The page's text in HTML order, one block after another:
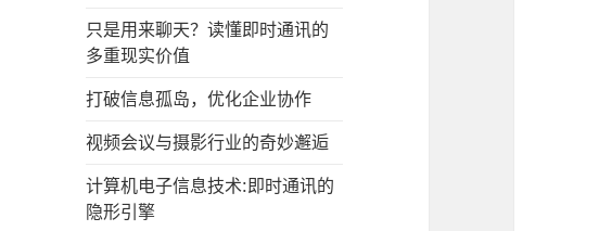
只是用来聊天？读懂即时通讯的
多重现实价值
打破信息孤岛，优化企业协作
视频会议与摄影行业的奇妙邂逅
计算机电子信息技术:即时通讯的
隐形引擎